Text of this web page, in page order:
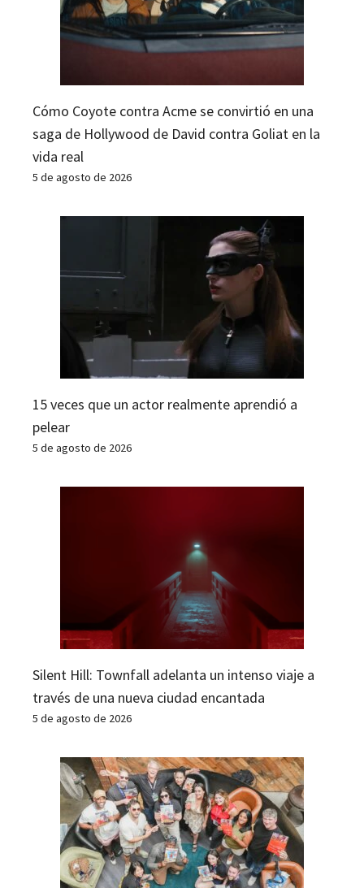
Cómo Coyote contra Acme se convirtió en una
saga de Hollywood de David contra Goliat en la
vida real
5 de agosto de 2026
15 veces que un actor realmente aprendió a
pelear
5 de agosto de 2026
Silent Hill: Townfall adelanta un intenso viaje a
través de una nueva ciudad encantada
5 de agosto de 2026